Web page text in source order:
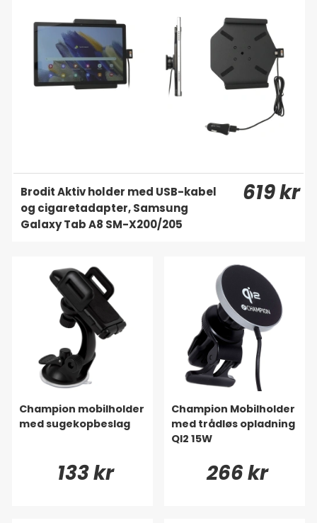
Brodit Aktiv holder med USB-kabel
og cigaretadapter, Samsung
Galaxy Tab A8 SM-X200/205
619 kr
Champion mobilholder
med sugekopbeslag
133 kr
Champion Mobilholder
med trådløs opladning
QI2 15W
266 kr